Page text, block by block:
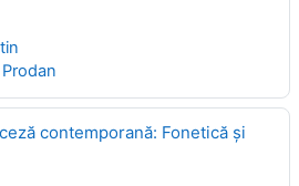
contemporană: Fonetică și